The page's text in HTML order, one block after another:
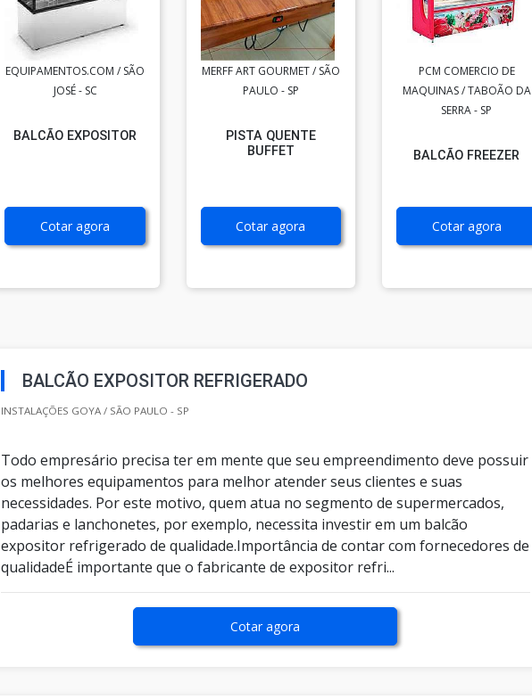
EQUIPAMENTOS.COM / SÃO
JOSÉ - SC
BALCÃO EXPOSITOR
Cotar agora
MERFF ART GOURMET / SÃO
PAULO - SP
PISTA QUENTE
BUFFET
Cotar agora
PCM COMERCIO DE
MAQUINAS / TABOÃO DA
SERRA - SP
BALCÃO FREEZER
Cotar agora
BALCÃO EXPOSITOR REFRIGERADO
INSTALAÇÕES GOYA / SÃO PAULO - SP
Todo empresário precisa ter em mente que seu empreendimento deve possuir
os melhores equipamentos para melhor atender seus clientes e suas
necessidades. Por este motivo, quem atua no segmento de supermercados,
padarias e lanchonetes, por exemplo, necessita investir em um balcão
expositor refrigerado de qualidade.Importância de contar com fornecedores de
qualidadeÉ importante que o fabricante de expositor refri...
Cotar agora